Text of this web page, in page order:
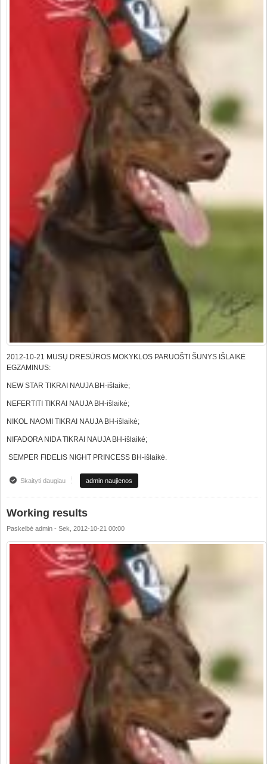
2012-10-21 MUSŲ DRESŪROS MOKYKLOS PARUOŠTI ŠUNYS IŠLAIKĖ
EGZAMINUS:
NEW STAR TIKRAI NAUJA BH-išlaikė;
NEFERTITI TIKRAI NAUJA BH-išlaikė;
NIKOL NAOMI TIKRAI NAUJA BH-išlaikė;
NIFADORA NIDA TIKRAI NAUJA BH-išlaikė;
SEMPER FIDELIS NIGHT PRINCESS BH-išlaikė.
Skaityti daugiauapie DRESUROS MOKYKLOS REZULTATAI
admin naujienos
Working results
Paskelbė admin - Sek, 2012-10-21 00:00